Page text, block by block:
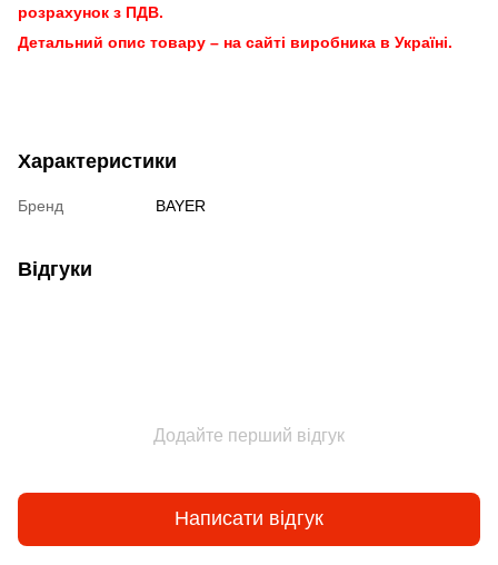
розрахунок з ПДВ.
Детальний опис товару – на сайті виробника в Україні.
Характеристики
Бренд BAYER
Відгуки
Додайте перший відгук
Написати відгук